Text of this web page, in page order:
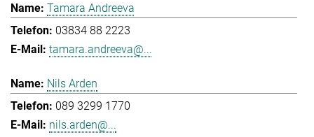
Tamara Andreeva
03834 88 2223
tamara.andreeva@...
Nils Arden
089 3299 1770
nils.arden@...